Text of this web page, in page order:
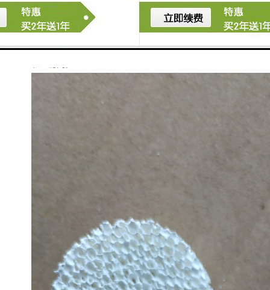
约而悬浮于铁（铝）水中。想不使用挡渣棉和过滤网就
把铁（铝）水做到纯净是很难的，所以挡渣棉和过滤网
的使用是很有必要的，无论什么手段都很难替代挡渣棉